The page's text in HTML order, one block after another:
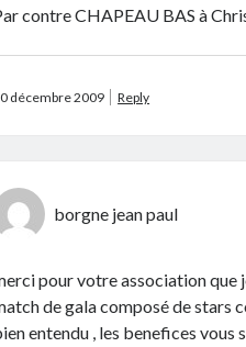
contre CHAPEAU BAS à
décembre 2009 Reply
borgne jean paul
pour votre association que
de gala composé de stars
entendu , les benefices